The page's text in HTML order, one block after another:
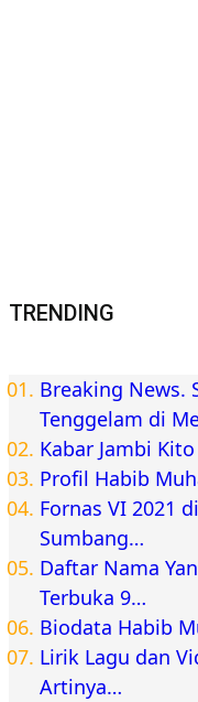
TRENDING
Breaking News.
Tenggelam di
Kabar Jambi Kito
Profil Habib
Fornas VI 2021
Sumbang…
Daftar Nama
Terbuka 9…
Biodata Habib
Lirik Lagu dan
Artinya…